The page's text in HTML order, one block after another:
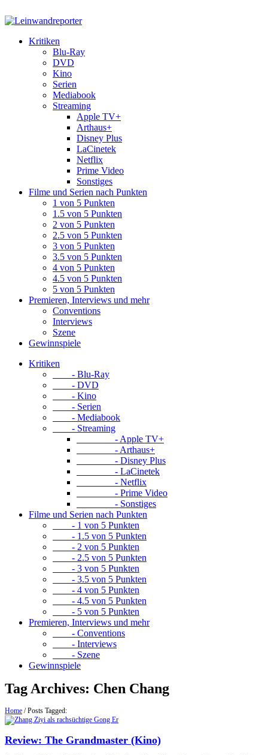
Kritiken
Blu-Ray
DVD
Kino
Serien
Mediabook
Streaming
Apple TV+
Arthaus+
Disney Plus
LaCinetek
Netflix
Prime Video
Sonstiges
Filme und Serien nach Punkten
1 von 5 Punkten
1.5 von 5 Punkten
2 von 5 Punkten
2.5 von 5 Punkten
3 von 5 Punkten
3.5 von 5 Punkten
4 von 5 Punkten
4.5 von 5 Punkten
5 von 5 Punkten
Premieren, Interviews und mehr
Conventions
Interviews
Szene
Gewinnspiele
Kritiken
- Blu-Ray
- DVD
- Kino
- Serien
- Mediabook
- Streaming
- Apple TV+
- Arthaus+
- Disney Plus
- LaCinetek
- Netflix
- Prime Video
- Sonstiges
Filme und Serien nach Punkten
- 1 von 5 Punkten
- 1.5 von 5 Punkten
- 2 von 5 Punkten
- 2.5 von 5 Punkten
- 3 von 5 Punkten
- 3.5 von 5 Punkten
- 4 von 5 Punkten
- 4.5 von 5 Punkten
- 5 von 5 Punkten
Premieren, Interviews und mehr
- Conventions
- Interviews
- Szene
Gewinnspiele
Tag Archives: Chen Chang
Home /Posts Tagged:
Review: The Grandmaster (Kino)